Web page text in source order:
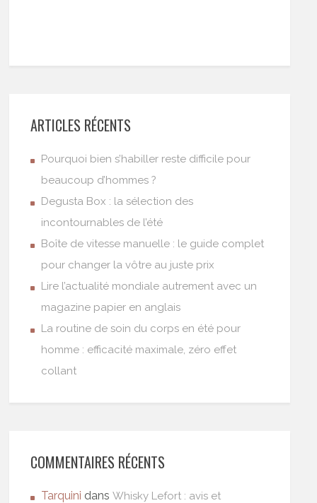
ARTICLES RÉCENTS
Pourquoi bien s’habiller reste difficile pour
beaucoup d’hommes ?
Degusta Box : la sélection des
incontournables de l’été
Boîte de vitesse manuelle : le guide complet
pour changer la vôtre au juste prix
Lire l’actualité mondiale autrement avec un
magazine papier en anglais
La routine de soin du corps en été pour
homme : efficacité maximale, zéro effet
collant
COMMENTAIRES RÉCENTS
Tarquini dansWhisky Lefort : avis et